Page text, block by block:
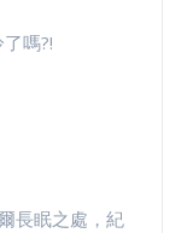
嗎?!
長眠之處，紀